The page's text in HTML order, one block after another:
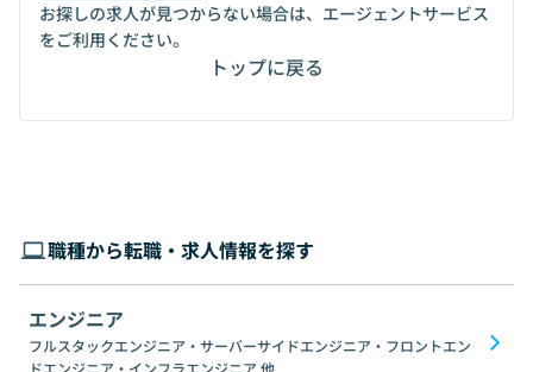
お探しの求人が見つからない場合は、エージェントサービス
をご利用ください。
トップに戻る
職種から転職・求人情報を探す
エンジニア
フルスタックエンジニア・サーバーサイドエンジニア・フロントエン